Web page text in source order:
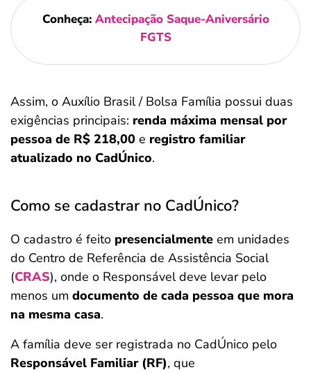
Conheça: Antecipação Saque-Aniversário
FGTS
Assim, o Auxílio Brasil / Bolsa Família possui duas
exigências principais: renda máxima mensal por
pessoa de R$ 218,00 e registro familiar
atualizado no CadÚnico.
Como se cadastrar no CadÚnico?
O cadastro é feito presencialmente em unidades
do Centro de Referência de Assistência Social
(CRAS), onde o Responsável deve levar pelo
menos um documento de cada pessoa que mora
na mesma casa.
A família deve ser registrada no CadÚnico pelo
Responsável Familiar (RF), que